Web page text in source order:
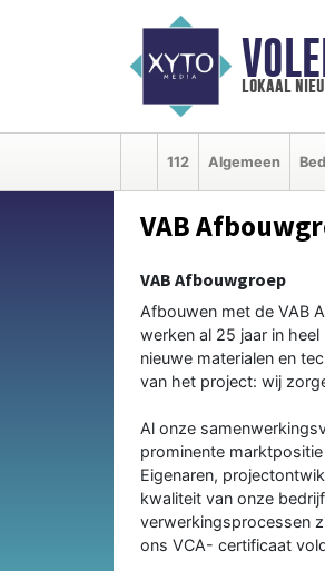
lokaal
112 Algemeen
VAB
VAB Afbouwgroep
Afbouwen met de VAB
werken al 25 jaar in
nieuwe materialen en
van het project: wij
Al onze
prominente
Eigenaren,
kwaliteit van onze
verwerkingsprocessen
ons VCA- certificaat